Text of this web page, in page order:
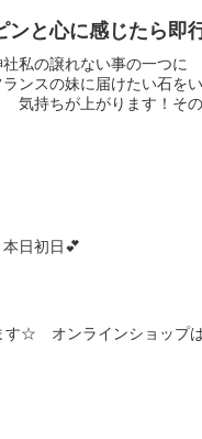
ンと心に感じたら即
私の譲れない事の一つに
スの妹に届けたい石を
気持ちが上がります！その
日初日💕
す☆ オンラインショップ